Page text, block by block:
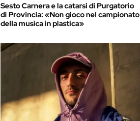
Sesto Carnera e la catarsi di Purgatorio
di Provincia: «Non gioco nel campionato
della musica in plastica»